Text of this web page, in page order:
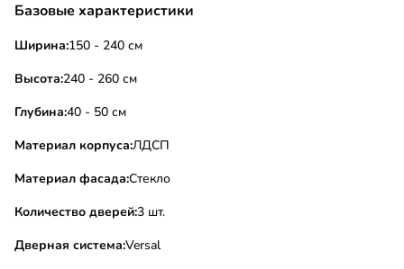
Базовые характеристики
Ширина:150 - 240 см
Высота:240 - 260 см
Глубина:40 - 50 см
Материал корпуса:ЛДСП
Материал фасада:Стекло
Количество дверей:3 шт.
Дверная система:Versal